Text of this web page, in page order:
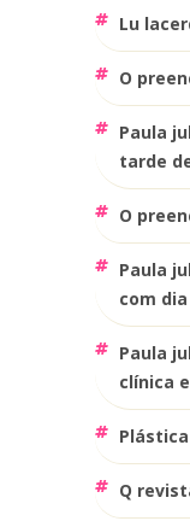
lu
o
paula jubé de ‘o rico e lázaro’, passa
tarde
o
paula jubé comemora fim de novela
com
paula jubé passa tarde de beleza em
clínica
q